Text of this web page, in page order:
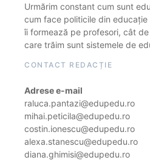
Urmărim constant cum sunt
cum face politicile din
îi formează pe profesori, cât
care trăim sunt sistemele de
CONTACT REDACȚIE
Adrese e-mail
raluca.pantazi@edupedu.ro
mihai.peticila@edupedu.ro
costin.ionescu@edupedu.ro
alexa.stanescu@edupedu.ro
diana.ghimisi@edupedu.ro